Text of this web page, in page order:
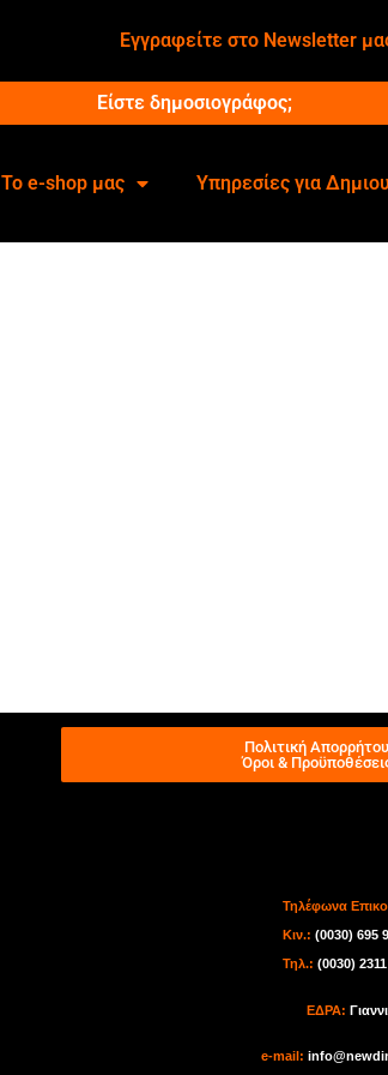
Εγγραφείτε στο Newsletter
Είστε δημοσιογράφος;
Το e-shop μας Υπηρεσίες για
Πολιτική Απορρήτου
Όροι &
Τηλέφωνα
Κιν.: (0030) 695
Τηλ.: (0030)
ΕΔΡΑ:
e-mail: